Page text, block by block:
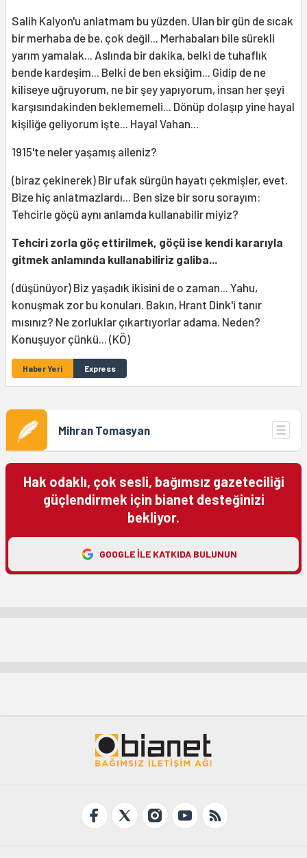
Salih Kalyon'u anlatmam bu yüzden. Ulan bir gün de sıcak
bir merhaba de be, çok değil... Merhabaları bile sürekli
yarım yamalak... Aslında bir dakika, belki de tuhaflık
bende kardeşim... Belki de ben eksiğim... Gidip de ne
kiliseye uğruyorum, ne bir şey yapıyorum, insan her şeyi
karşısındakinden beklememeli... Dönüp dolaşıp yine hayal
kişiliğe geliyorum işte... Hayal Vahan...
1915'te neler yaşamış aileniz?
(biraz çekinerek) Bir ufak sürgün hayatı çekmişler, evet.
Bize hiç anlatmazlardı... Ben size bir soru sorayım:
Tehcirle göçü aynı anlamda kullanabilir miyiz?
Tehciri zorla göç ettirilmek, göçü ise kendi kararıyla
gitmek anlamında kullanabiliriz galiba...
(düşünüyor) Biz yaşadık ikisini de o zaman... Yahu,
konuşmak zor bu konuları. Bakın, Hrant Dink'i tanır
mısınız? Ne zorluklar çıkartıyorlar adama. Neden?
Konuşuyor çünkü... (KÖ)
Haber Yeri Express
Mihran Tomasyan
Hak odaklı, çok sesli, bağımsız gazeteciliği
güçlendirmek için bianet desteğinizi
bekliyor.
GOOGLE ILE KATKIDA BULUNUN